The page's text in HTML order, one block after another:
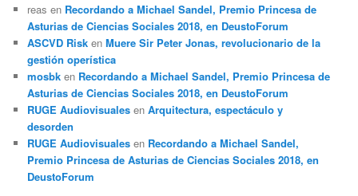
reas en Recordando a Michael Sandel, Premio Princesa de
Asturias de Ciencias Sociales 2018, en DeustoForum
ASCVD Risk enMuere Sir Peter Jonas, revolucionario de la
gestión operística
mosbk en Recordando a Michael Sandel, Premio Princesa de
Asturias de Ciencias Sociales 2018, en DeustoForum
RUGE Audiovisuales enArquitectura, espectáculo y
desorden
RUGE Audiovisuales en Recordando a Michael Sandel,
Premio Princesa de Asturias de Ciencias Sociales 2018, en
DeustoForum